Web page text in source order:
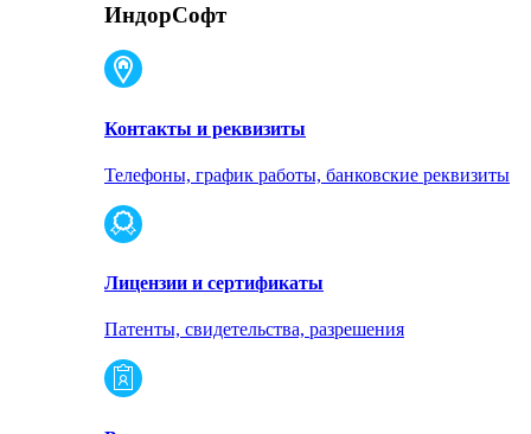
ИндорСофт
Контакты и реквизиты
Телефоны, график работы, банковские реквизиты
Лицензии и сертификаты
Патенты, свидетельства, разрешения